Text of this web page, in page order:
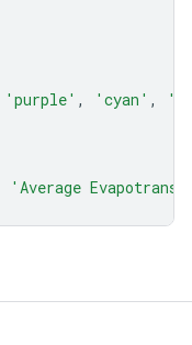
'purple' , 'cyan' ,
'Average